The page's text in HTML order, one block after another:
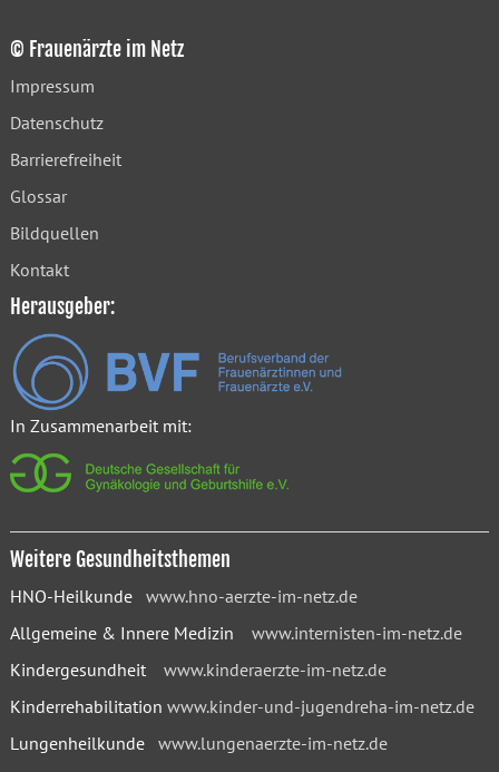
© Frauenärzte im Netz
Impressum
Datenschutz
Barrierefreiheit
Glossar
Bildquellen
Kontakt
Herausgeber:
In Zusammenarbeit mit:
Weitere Gesundheitsthemen
HNO-Heilkunde www.hno-aerzte-im-netz.de
Allgemeine & Innere Medizin www.internisten-im-netz.de
Kindergesundheit www.kinderaerzte-im-netz.de
Kinderrehabilitation www.kinder-und-jugendreha-im-netz.de
Lungenheilkunde www.lungenaerzte-im-netz.de